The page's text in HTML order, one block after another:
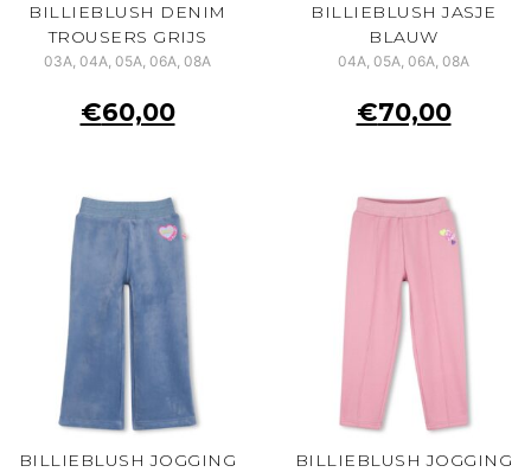
BILLIEBLUSH DENIM
TROUSERS GRIJS
03A, 04A, 05A, 06A, 08A
€60,00
BILLIEBLUSH JASJE
BLAUW
04A, 05A, 06A, 08A
€70,00
BILLIEBLUSH JOGGING
BILLIEBLUSH JOGGING